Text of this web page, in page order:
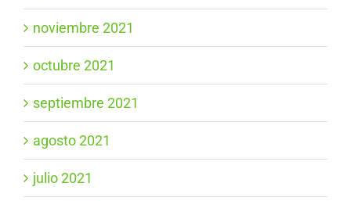
noviembre 2021
octubre 2021
septiembre 2021
agosto 2021
julio 2021